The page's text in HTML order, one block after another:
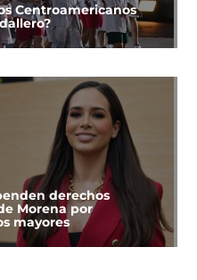
Centroamericanos
derechos
Morena por
mayores